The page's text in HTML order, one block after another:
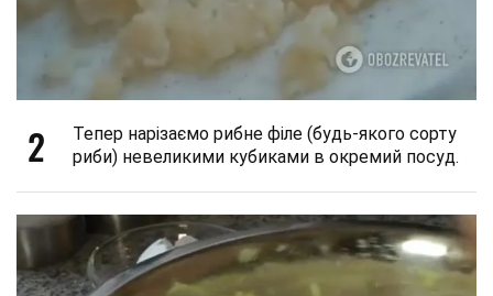
2
Тепер нарізаємо рибне філе (будь-якого сорту
риби) невеликими кубиками в окремий посуд.